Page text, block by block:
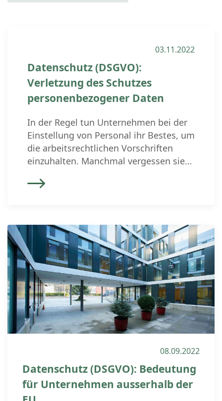
03.11.2022
Datenschutz (DSGVO):
Verletzung des Schutzes
personenbezogener Daten
In der Regel tun Unternehmen bei der
Einstellung von Personal ihr Bestes, um
die arbeitsrechtlichen Vorschriften
einzuhalten. Manchmal vergessen sie
der personenbezogenen Daten ihrer
Mitarbeitenden) gemäß den geltenden
Datenschutzvorschriften wie der EU-
Datenschutzgrundverordnung zu
sorgen. Die EU-
Datenschutzgrundverordnung (GDPR)
hat extraterritoriale Wirkung. Verstöße
gegen die DSGVO […]
08.09.2022
Datenschutz (DSGVO): Bedeutung
für Unternehmen ausserhalb der